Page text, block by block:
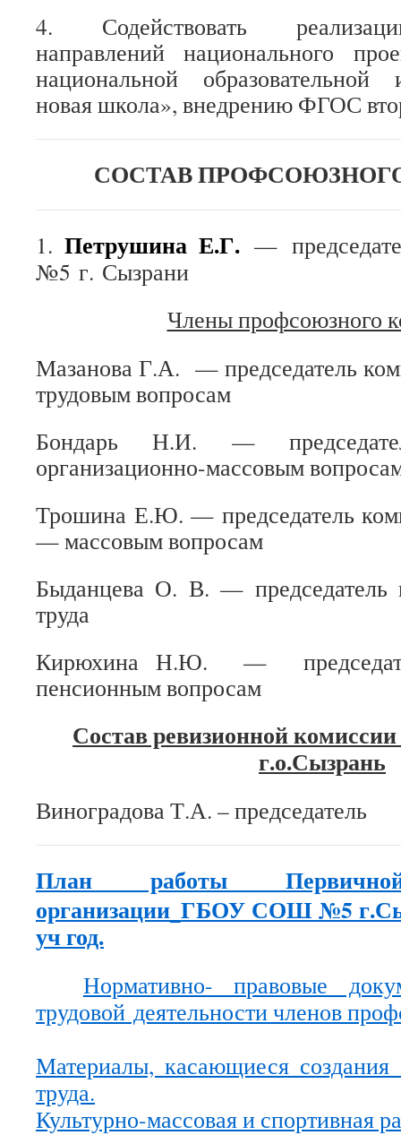
4. Содействовать
направлений национального
национальной
новая школа», внедрению ФГОС
СОСТАВ
1. Петрушина Е.Г. —
№5 г. Сызрани
Члены профсоюзного
Мазанова Г.А. — председатель
трудовым вопросам
Бондарь Н.И. —
организационно-массовым
Трошина Е.Ю. — председатель
— массовым вопросам
Быданцева О. В. — председатель
труда
Кирюхина Н.Ю. —
пенсионным вопросам
Состав ревизионной
г.о.Сызрань
Виноградова Т.А. – председатель
План работы
организации ГБОУ СОШ №5
уч год.
Нормативно- правовые
трудовой деятельности членов
Материалы, касающиеся создания
труда.
Культурно-массовая и спортивная